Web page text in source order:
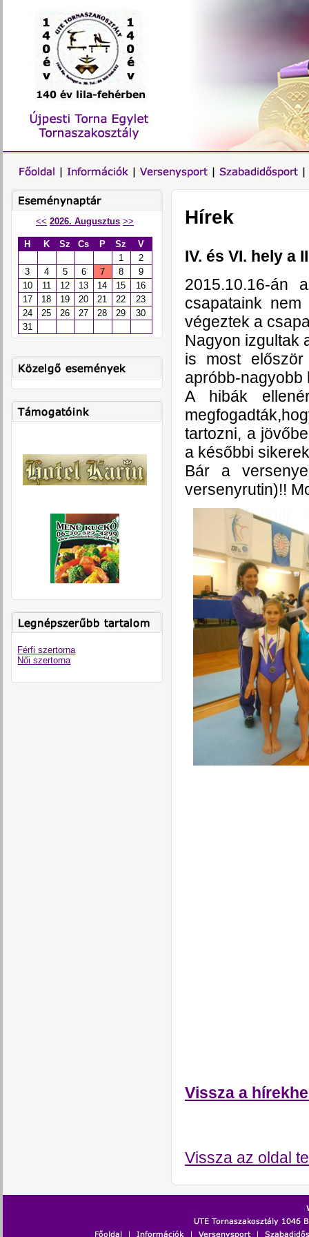
<< 2026. Augusztus >>
H K Sz Cs P Sz
V
1
2
3
4 5 6 7 8
9
10
11 12 13 14 15
16
17
18 19 20 21 22
23
24
25 26 27 28 29
30
31
Férfi szertorna
Női szertorna
Hírek
IV. és VI. hely a
2015.10.16-
csapataink
végeztek a
Nagyon izgultak
is most
apróbb-nagyobb
A hibák
tartozni, a
a későbbi
Bár a
versenyrutin)!!
Vissza a
Vissza az oldal